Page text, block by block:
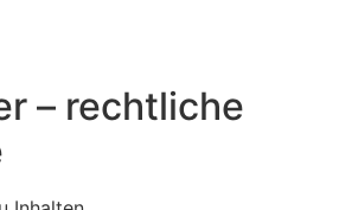
– rechtliche